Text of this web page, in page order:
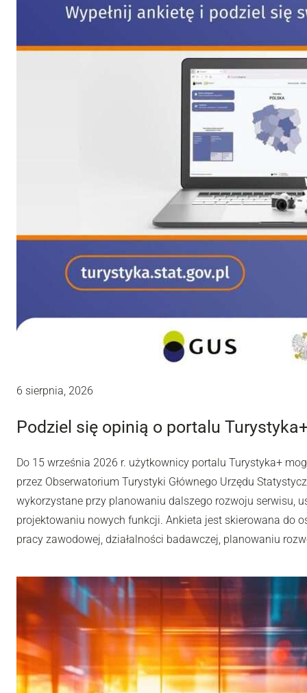
6 sierpnia, 2026
Podziel się opinią o portalu
Do 15 września 2026 r. użytkownicy portalu Turystyka+
przez Obserwatorium Turystyki Głównego Urzędu
wykorzystane przy planowaniu dalszego rozwoju serwisu,
projektowaniu nowych funkcji. Ankieta jest skierowana do
pracy zawodowej, działalności badawczej, planowaniu